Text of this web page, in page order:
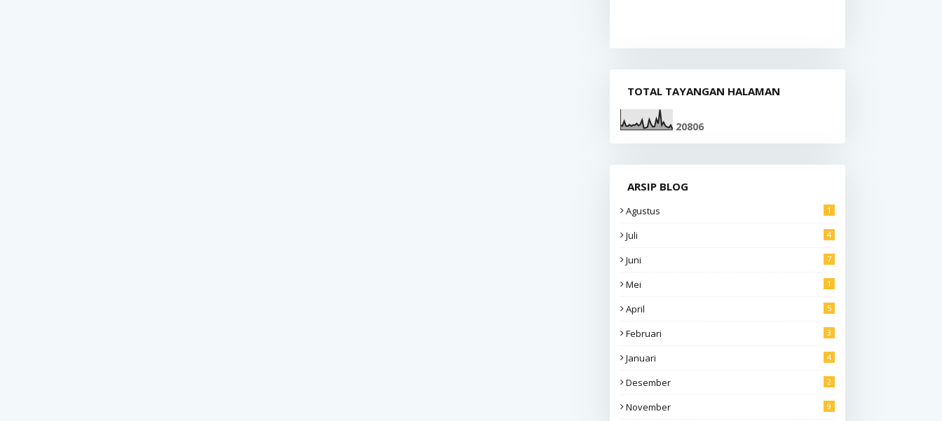
TOTAL TAYANGAN HALAMAN
20806
ARSIP BLOG
Agustus 1
Juli 4
Juni 7
Mei 1
April 5
Februari 3
Januari 4
Desember 2
November 9